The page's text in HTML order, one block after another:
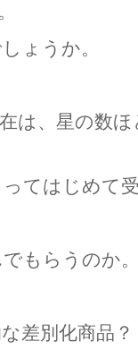
ょうか。
は、星の数
てはじめて
もらうのか
差別化商品？